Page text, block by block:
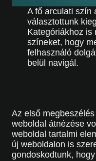
A fő arculati szín
választottunk
Kategóriákhoz is
színeket, hogy
felhasználó
belül navigál.
Az első
weboldal átnézése
weboldal tartalmi
új weboldalon is
gondoskodtunk,